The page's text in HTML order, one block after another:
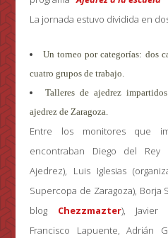
La jornada estuvo dividida en
Un torneo por categorías: dos
cuatro grupos de trabajo.
Talleres de ajedrez
ajedrez de Zaragoza.
Entre los monitores que
encontraban Diego del Rey
Ajedrez), Luis Iglesias
Supercopa de Zaragoza), Borja
blog Chezzmazter), Javier
Francisco Lapuente, Adrián